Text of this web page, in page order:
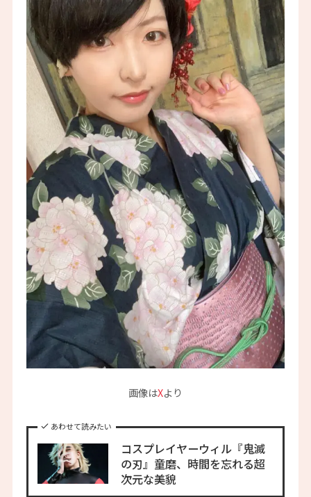
画像はXより
あわせて読みたい
コスプレイヤーウィル『鬼滅
の刃』童磨、時間を忘れる超
次元な美貌